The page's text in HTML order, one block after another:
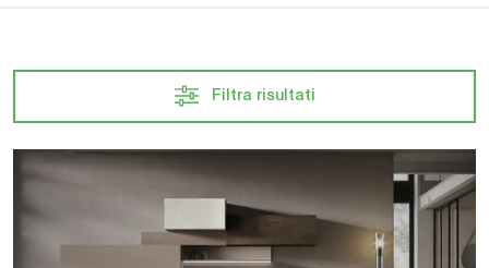
Filtra risultati